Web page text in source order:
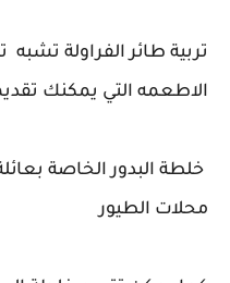
تربية طائر الفراولة تشبه
الاطعمه التي يمكنك
خلطة البدور الخاصة
محلات الطيور